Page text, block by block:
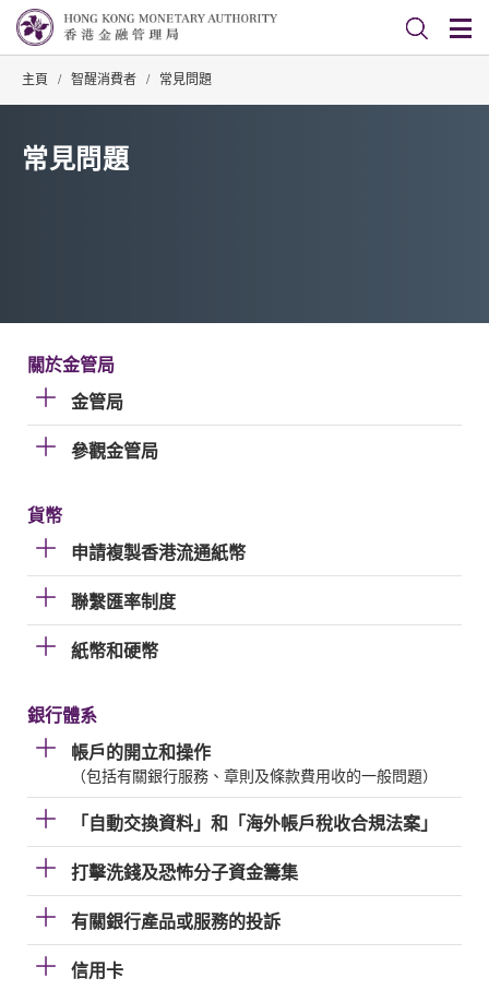
主頁 / 智醒消費者 / 常見問題
常見問題
關於金管局
金管局
參觀金管局
貨幣
申請複製香港流通紙幣
聯繫匯率制度
紙幣和硬幣
銀行體系
帳戶的開立和操作
（包括有關銀行服務、章則及條款費用收的一般問題）
「自動交換資料」和「海外帳戶稅收合規法案」
打擊洗錢及恐怖分子資金籌集
有關銀行產品或服務的投訴
信用卡